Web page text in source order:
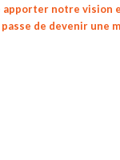
apporter notre vision
de devenir une